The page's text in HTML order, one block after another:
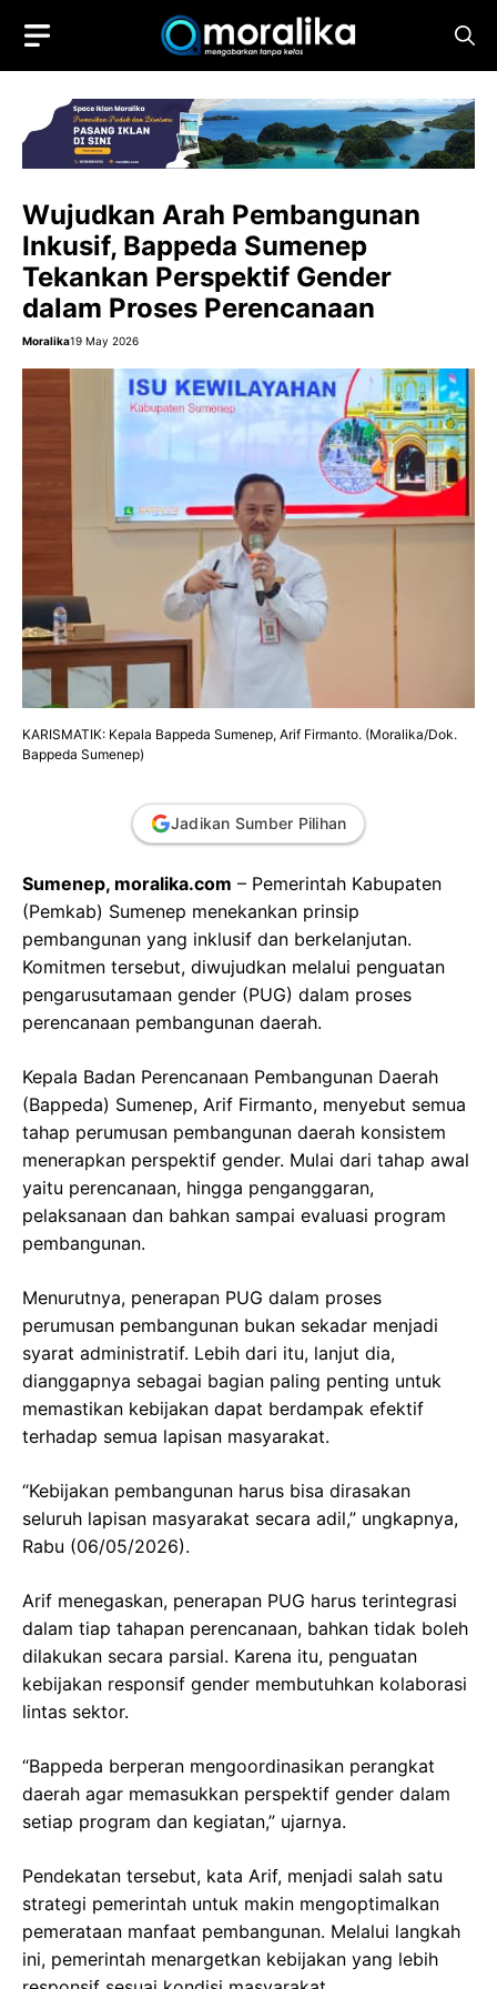
content
Wujudkan Arah Pembangunan
Inkusif, Bappeda Sumenep
Tekankan Perspektif Gender
dalam Proses Perencanaan
Moralika19 May 2026
KARISMATIK: Kepala Bappeda Sumenep, Arif Firmanto. (Moralika/Dok.
Bappeda Sumenep)
Jadikan Sumber Pilihan
Sumenep, moralika.com – Pemerintah Kabupaten
(Pemkab) Sumenep menekankan prinsip
pembangunan yang inklusif dan berkelanjutan.
Komitmen tersebut, diwujudkan melalui penguatan
pengarusutamaan gender (PUG) dalam proses
perencanaan pembangunan daerah.
Kepala Badan Perencanaan Pembangunan Daerah
(Bappeda) Sumenep, Arif Firmanto, menyebut semua
tahap perumusan pembangunan daerah konsistem
menerapkan perspektif gender. Mulai dari tahap awal
yaitu perencanaan, hingga penganggaran,
pelaksanaan dan bahkan sampai evaluasi program
pembangunan.
Menurutnya, penerapan PUG dalam proses
perumusan pembangunan bukan sekadar menjadi
syarat administratif. Lebih dari itu, lanjut dia,
dianggapnya sebagai bagian paling penting untuk
memastikan kebijakan dapat berdampak efektif
terhadap semua lapisan masyarakat.
“Kebijakan pembangunan harus bisa dirasakan
seluruh lapisan masyarakat secara adil,” ungkapnya,
Rabu (06/05/2026).
Arif menegaskan, penerapan PUG harus terintegrasi
dalam tiap tahapan perencanaan, bahkan tidak boleh
dilakukan secara parsial. Karena itu, penguatan
kebijakan responsif gender membutuhkan kolaborasi
lintas sektor.
“Bappeda berperan mengoordinasikan perangkat
daerah agar memasukkan perspektif gender dalam
setiap program dan kegiatan,” ujarnya.
Pendekatan tersebut, kata Arif, menjadi salah satu
strategi pemerintah untuk makin mengoptimalkan
pemerataan manfaat pembangunan. Melalui langkah
ini, pemerintah menargetkan kebijakan yang lebih